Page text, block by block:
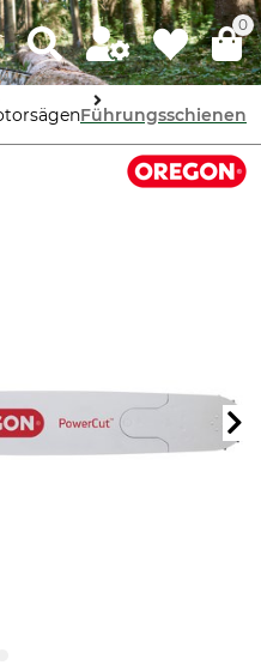
0
Führungsschienen